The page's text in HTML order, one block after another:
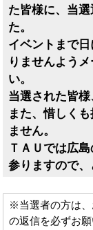
た皆様に、当
た。
イベントまで
りませんよう
い。
当選された皆様
また、惜しく
ません。
ＴＡＵでは広
参りますので、
※当選者の方は、
の返信を必ずお願